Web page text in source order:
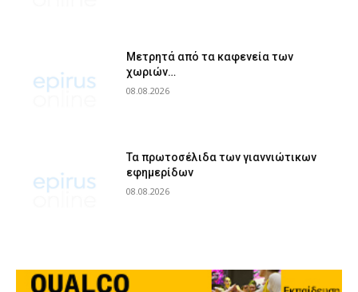
Μετρητά από τα καφενεία των
χωριών…
08.08.2026
Τα πρωτοσέλιδα των γιαννιώτικων
εφημερίδων
08.08.2026